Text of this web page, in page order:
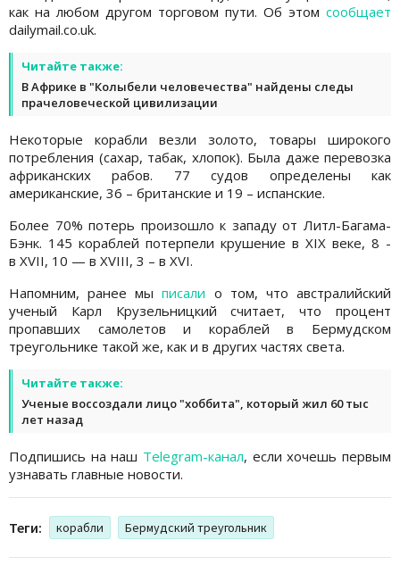
как на любом другом торговом пути. Об этом сообщает
dailymail.co.uk.
Читайте также:
В Африке в "Колыбели человечества" найдены следы
прачеловеческой цивилизации
Некоторые корабли везли золото, товары широкого
потребления (сахар, табак, хлопок). Была даже перевозка
африканских рабов. 77 судов определены как
американские, 36 – британские и 19 – испанские.
Более 70% потерь произошло к западу от Литл-Багама-
Бэнк. 145 кораблей потерпели крушение в XIX веке, 8 -
в XVII, 10 — в XVIII, 3 – в XVI.
Напомним, ранее мыписали о том, что австралийский
ученый Карл Крузельницкий считает, что процент
пропавших самолетов и кораблей в Бермудском
треугольнике такой же, как и в других частях света.
Читайте также:
Ученые воссоздали лицо "хоббита", который жил 60 тыс
лет назад
Подпишись на наш Telegram-канал, если хочешь первым
узнавать главные новости.
Теги: корабли Бермудский треугольник